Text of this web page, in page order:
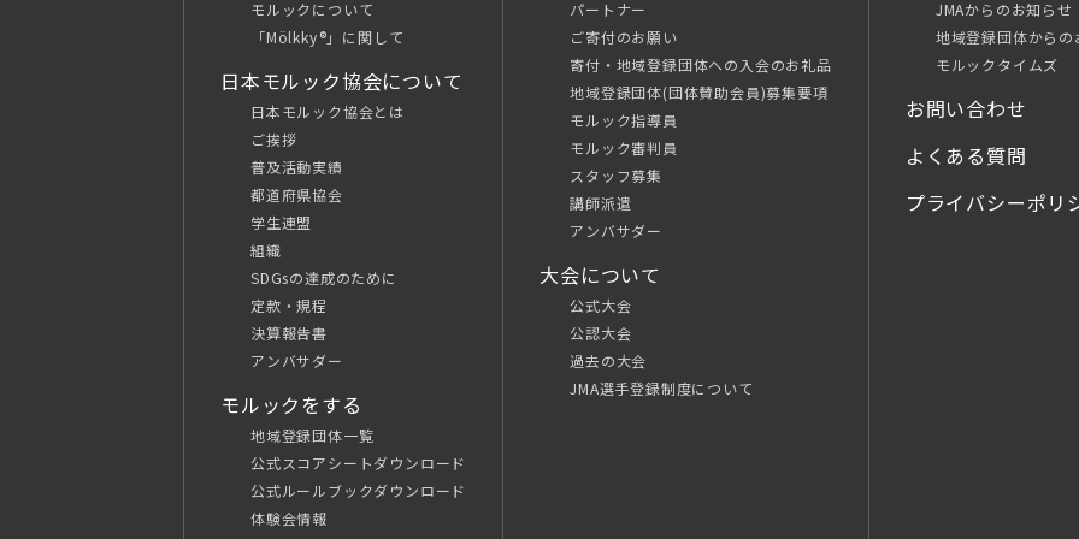
モルックについて
「Mölkky®」に関して
日本モルック協会について
日本モルック協会とは
ご挨拶
普及活動実績
都道府県協会
学生連盟
組織
SDGsの達成のために
定款・規程
決算報告書
アンバサダー
モルックをする
地域登録団体一覧
公式スコアシートダウンロード
公式ルールブックダウンロード
体験会情報
パートナー
ご寄付のお願い
寄付・地域登録団体への入会のお礼品
地域登録団体(団体賛助会員)募集要項
モルック指導員
モルック審判員
スタッフ募集
講師派遣
アンバサダー
大会について
公式大会
公認大会
過去の大会
JMA選手登録制度について
JMAからのお知らせ
地域登録団体からの
モルックタイムズ
お問い合わせ
よくある質問
プライバシーポリ